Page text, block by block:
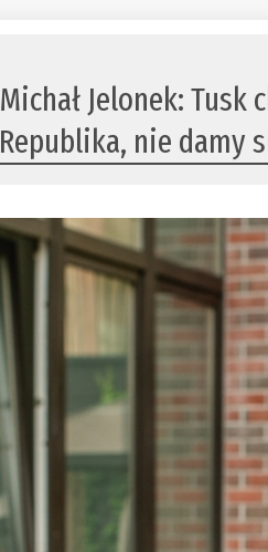
Michał Jelonek: Tusk
Republika, nie damy